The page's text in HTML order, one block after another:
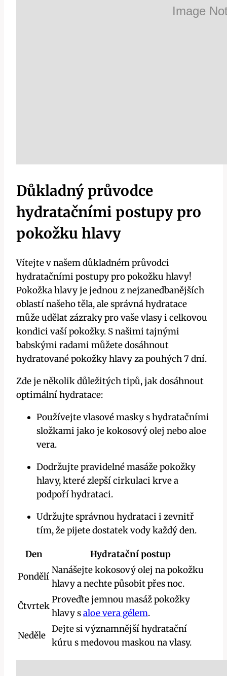
Důkladný průvodce
hydratačními postupy pro
pokožku hlavy
Vítejte v našem důkladném průvodci
hydratačními postupy pro pokožku hlavy!
Pokožka hlavy je jednou z nejzanedbanějších
oblastí našeho těla, ale správná hydratace
může udělat zázraky pro vaše vlasy i celkovou
kondici vaší pokožky. S našimi tajnými
babskými radami můžete dosáhnout
hydratované pokožky hlavy za pouhých 7 dní.
Zde je několik důležitých tipů, jak dosáhnout
optimální hydratace:
Používejte vlasové masky s hydratačními
složkami jako je kokosový olej nebo aloe
vera.
Dodržujte pravidelné masáže pokožky
hlavy, které zlepší cirkulaci krve a
podpoří hydrataci.
Udržujte správnou hydrataci i zevnitř
tím, že pijete dostatek vody každý den.
Den
Hydratační postup
Pondělí
Nanášejte kokosový olej na pokožku
hlavy a nechte působit přes noc.
Čtvrtek
Proveďte jemnou masáž pokožky
hlavy saloe vera gélem.
Neděle
Dejte si významnější hydratační
kúru s medovou maskou na vlasy.